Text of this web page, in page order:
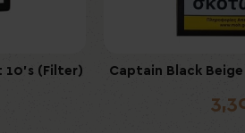
50mg/gr
ICEBERG Apple
10's (Filter) Captain Black